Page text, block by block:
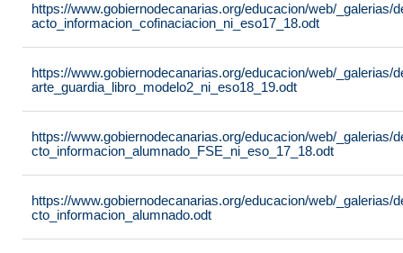
https://www.gobiernodecanarias.org/educacion/web/_galerias/
acto_informacion_cofinaciacion_ni_eso17_18.odt
https://www.gobiernodecanarias.org/educacion/web/_galerias/
arte_guardia_libro_modelo2_ni_eso18_19.odt
https://www.gobiernodecanarias.org/educacion/web/_galerias/
cto_informacion_alumnado_FSE_ni_eso_17_18.odt
https://www.gobiernodecanarias.org/educacion/web/_galerias/
cto_informacion_alumnado.odt